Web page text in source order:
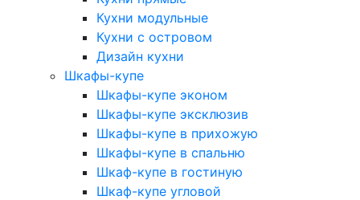
Кухни модульные
Кухни с островом
Дизайн кухни
Шкафы-купе
Шкафы-купе эконом
Шкафы-купе эксклюзив
Шкафы-купе в прихожую
Шкафы-купе в спальню
Шкаф-купе в гостиную
Шкаф-купе угловой